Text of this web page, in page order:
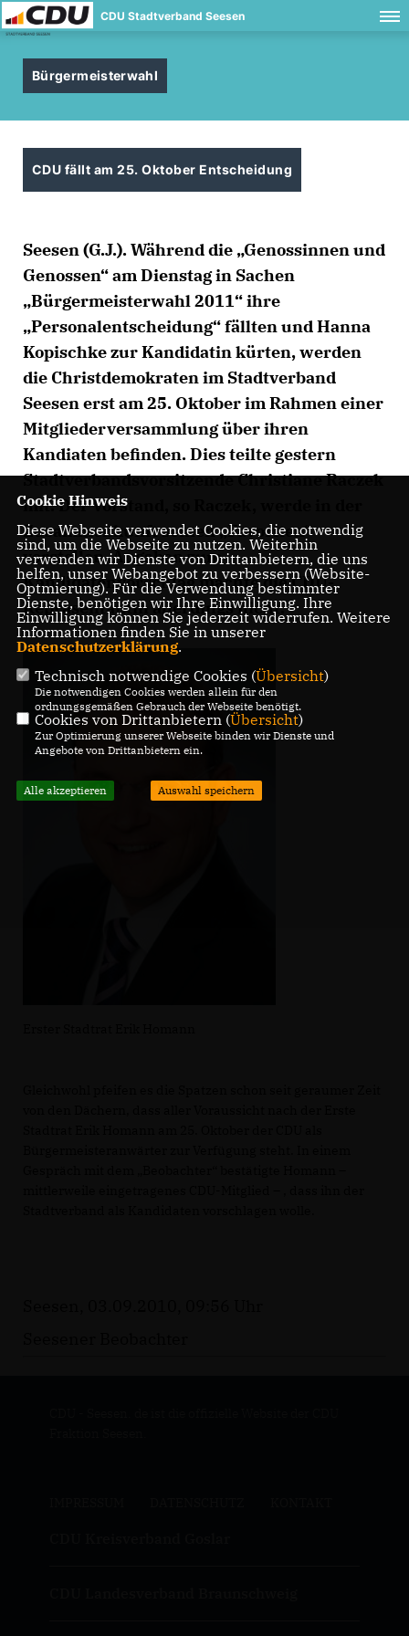
CDU Stadtverband Seesen
Bürgermeisterwahl
CDU fällt am 25. Oktober Entscheidung
Seesen (G.J.). Während die „Genossinnen und
Genossen“ am Dienstag in Sachen
Bürgermeisterwahl 2011“ ihre
Personalentscheidung“ fällten und Hanna
Kopischke zur Kandidatin kürten, werden
die Christdemokraten im Stadtverband
Seesen erst am 25. Oktober im Rahmen einer
Mitgliederversammlung über ihren
Kandiaten befinden. Dies teilte gestern
Stadtverbandsvorsitzende Christiane Raczek
mit. Der Vorstand, so Raczek, werde in der
Zusammenkunft seinen „Favoriten“
vorstellen. Angaben zum
Kandidatenvorschlag machte die CDU-
Repräsentantin allerdings nicht.
Cookie Hinweis
Diese Webseite verwendet Cookies, die notwendig
sind, um die Webseite zu nutzen. Weiterhin
verwenden wir Dienste von Drittanbietern, die uns
helfen, unser Webangebot zu verbessern (Website-
Optmierung). Für die Verwendung bestimmter
Dienste, benötigen wir Ihre Einwilligung. Ihre
Einwilligung können Sie jederzeit widerrufen. Weitere
Informationen finden Sie in unserer
Datenschutzerklärung.
Technisch notwendige Cookies (Übersicht)
Die notwendigen Cookies werden allein für den
ordnungsgemäßen Gebrauch der Webseite benötigt.
Cookies von Drittanbietern (Übersicht)
Zur Optimierung unserer Webseite binden wir Dienste und
Angebote von Drittanbietern ein.
Alle akzeptieren Auswahl speichern